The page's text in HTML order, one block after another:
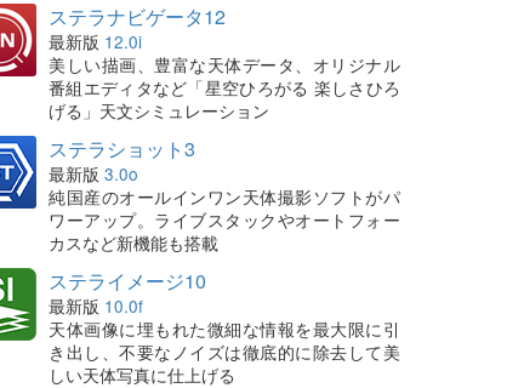
ステラナビゲータ12
最新版 12.0i
美しい描画、豊富な天体データ、オリジナル
番組エディタなど「星空ひろがる 楽しさひろ
げる」天文シミュレーション
ステラショット3
最新版 3.0o
純国産のオールインワン天体撮影ソフトがパ
ワーアップ。ライブスタックやオートフォー
カスなど新機能も搭載
ステライメージ10
最新版 10.0f
天体画像に埋もれた微細な情報を最大限に引
き出し、不要なノイズは徹底的に除去して美
しい天体写真に仕上げる